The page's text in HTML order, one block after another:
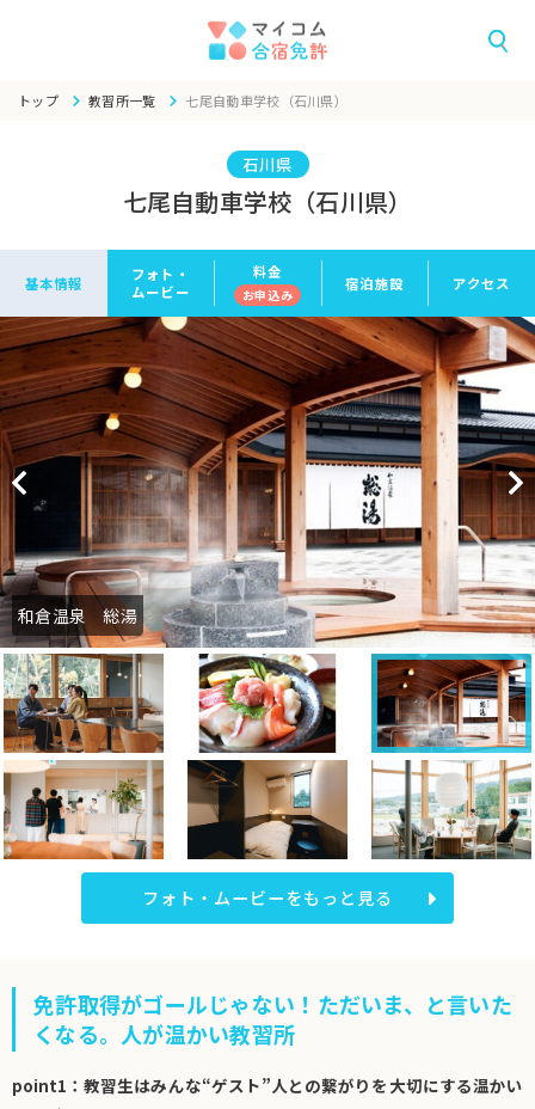
トップ 教習所一覧 七尾自動車学校（石川県）
石川県
七尾自動車学校（石川県）
基本情報
フォト・
ムービー
料金
お申込み
宿泊施設 アクセス
和倉温泉 総湯
フォト・ムービーをもっと見る
免許取得がゴールじゃない！ただいま、と言いた
くなる。人が温かい教習所
point1：教習生はみんな“ゲスト”人との繋がりを大切にする温かい